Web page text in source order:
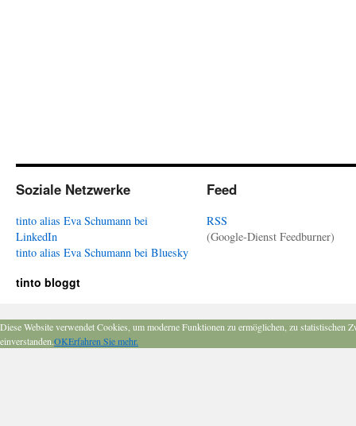
Soziale Netzwerke
tinto alias Eva Schumann bei
LinkedIn
tinto alias Eva Schumann bei Bluesky
Feed
RSS
(Google-Dienst Feedburner)
tinto bloggt
Diese Website verwendet Cookies, um moderne Funktionen zu ermöglichen, zu
einverstanden.OKErfahren Sie mehr.